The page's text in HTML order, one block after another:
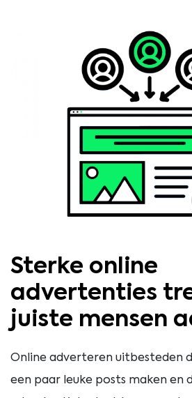
Sterke online
advertenties
juiste mensen
Online adverteren uitbesteden
een paar leuke posts maken en